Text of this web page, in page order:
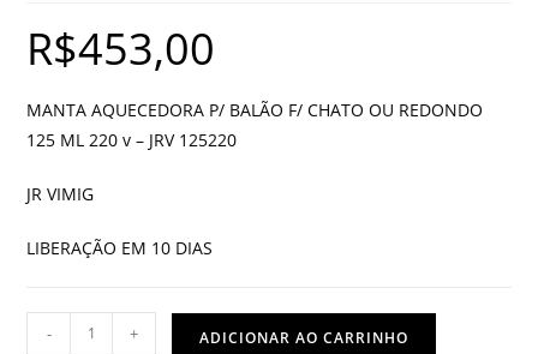
R$453,00
MANTA AQUECEDORA P/ BALÃO F/ CHATO OU REDONDO
125 ML 220 v – JRV 125220
JR VIMIG
LIBERAÇÃO EM 10 DIAS
- + ADICIONAR AO CARRINHO